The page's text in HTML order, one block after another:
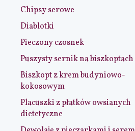
Chipsy serowe
Diablotki
Pieczony czosnek
Puszysty sernik na biszkoptach
Biszkopt z krem budyniowo-
kokosowym
Placuszki z płatków owsianych
dietetyczne